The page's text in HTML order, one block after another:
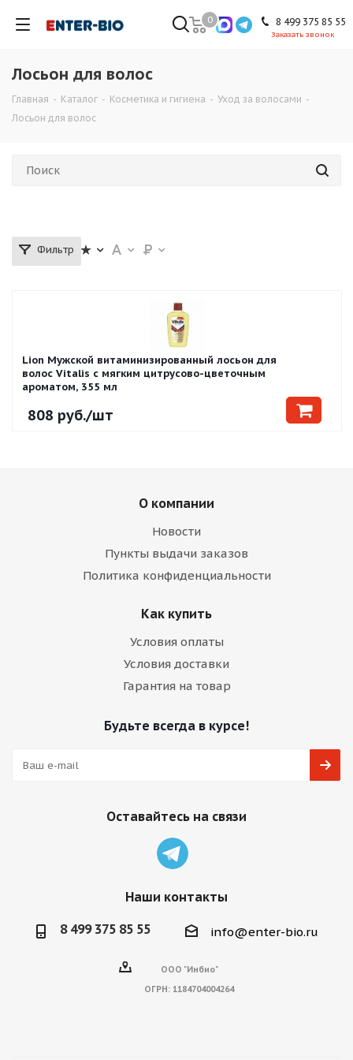
8 499 375 85 55
Заказать звонок
0
Лосьон для волос
Главная - Каталог - Косметика и гигиена - Уход за волосами -
Лосьон для волос
Фильтр
Lion Мужской витаминизированный лосьон для
волос Vitalis с мягким цитрусово-цветочным
ароматом, 355 мл
808 руб./шт
О компании
Новости
Пункты выдачи заказов
Политика конфиденциальности
Как купить
Условия оплаты
Условия доставки
Гарантия на товар
Будьте всегда в курсе!
Оставайтесь на связи
Наши контакты
8 499 375 85 55 info@enter-bio.ru
ООО "Инбио"
ОГРН: 1184704004264